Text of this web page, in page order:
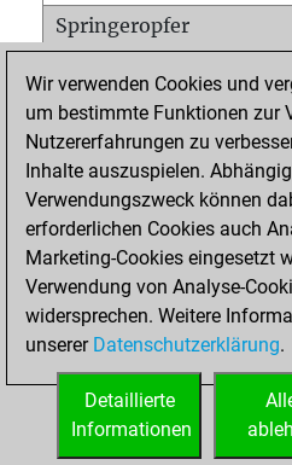
Springeropfer
Matt auf vollem Brett
Bauer setzt Matt
Erstickte Matts
Unterverwandlungen
Türme auf der siebten
STARTSEITE
Wir verwenden Cookies und
um bestimmte Funktionen zur
Nutzererfahrungen zu
Inhalte auszuspielen.
Verwendungszweck können
erforderlichen Cookies auch
Marketing-Cookies eingesetzt
Verwendung von Analyse-
widersprechen. Weitere
unserer Datenschutzerklärung.
Detaillierte
Informationen